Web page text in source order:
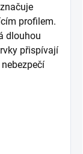
profilem.
dlouhou
přispívají